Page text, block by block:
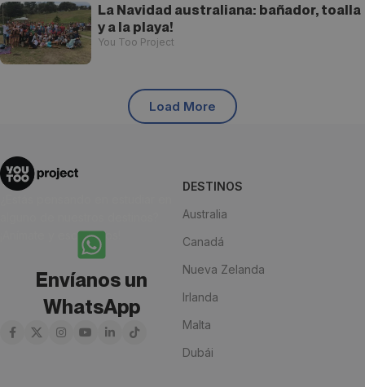
La Navidad australiana: bañador, toalla
y a la playa!
You Too Project
Load More
¡Anímate y escríbenos!
Envíanos un
WhatsApp
DESTINOS
Australia
Canadá
Nueva Zelanda
Irlanda
Malta
Dubái